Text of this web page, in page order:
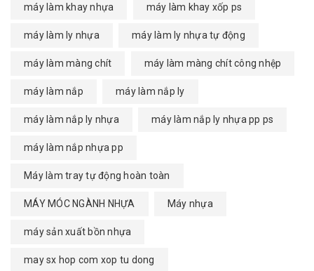
máy làm khay nhựa máy làm khay xốp ps
máy làm ly nhựa máy làm ly nhựa tự động
máy làm màng chít máy làm màng chít công nhệp
máy làm nắp máy làm nắp ly
máy làm nắp ly nhựa máy làm nắp ly nhựa pp ps
máy làm nắp nhựa pp
Máy làm tray tự động hoàn toàn
MÁY MÓC NGÀNH NHỰA Máy nhựa
máy sản xuất bồn nhựa
may sx hop com xop tu dong